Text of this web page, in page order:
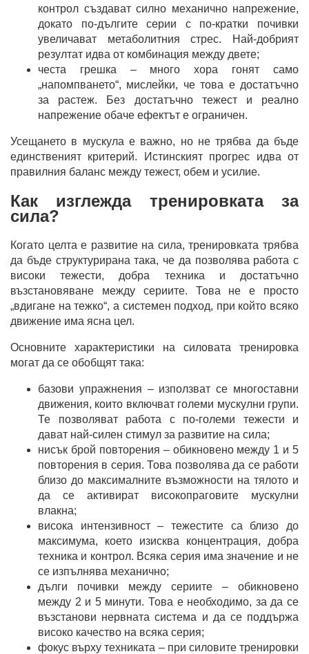
контрол създават силно механично напрежение,
докато по-дългите серии с по-кратки почивки
увеличават метаболитния стрес. Най-добрият
резултат идва от комбинация между двете;
честа грешка – много хора гонят само
„напомпването“, мислейки, че това е достатъчно
за растеж. Без достатъчно тежест и реално
напрежение обаче ефектът е ограничен.
Усещането в мускула е важно, но не трябва да бъде
единственият критерий. Истинският прогрес идва от
правилния баланс между тежест, обем и усилие.
Как изглежда тренировката за
сила?
Когато целта е развитие на сила, тренировката трябва
да бъде структурирана така, че да позволява работа с
високи тежести, добра техника и достатъчно
възстановяване между сериите. Това не е просто
„вдигане на тежко“, а системен подход, при който всяко
движение има ясна цел.
Основните характеристики на силовата тренировка
могат да се обобщят така:
базови упражнения – използват се многоставни
движения, които включват големи мускулни групи.
Те позволяват работа с по-големи тежести и
дават най-силен стимул за развитие на сила;
нисък брой повторения – обикновено между 1 и 5
повторения в серия. Това позволява да се работи
близо до максималните възможности на тялото и
да се активират високопраговите мускулни
влакна;
висока интензивност – тежестите са близо до
максимума, което изисква концентрация, добра
техника и контрол. Всяка серия има значение и не
се изпълнява механично;
дълги почивки между сериите – обикновено
между 2 и 5 минути. Това е необходимо, за да се
възстанови нервната система и да се поддържа
високо качество на всяка серия;
фокус върху техниката – при силовите тренировки